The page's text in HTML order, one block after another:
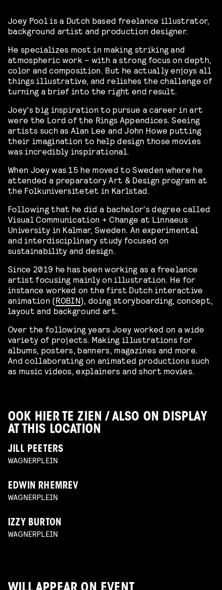
Joey Pool is a Dutch based freelance illustrator,
background artist and production designer.
He specializes most in making striking and
atmospheric work – with a strong focus on depth,
color and composition. But he actually enjoys all
things illustrative, and relishes the challenge of
turning a brief into the right end result.
Joey’s big inspiration to pursue a career in art
were the Lord of the Rings Appendices. Seeing
artists such as Alan Lee and John Howe putting
their imagination to help design those movies
was incredibly inspirational.
When Joey was 15 he moved to Sweden where he
attended a preparatory Art & Design program at
the Folkuniversitetet in Karlstad.
Following that he did a bachelor’s degree called
Visual Communication + Change at Linnaeus
University in Kalmar, Sweden. An experimental
and interdisciplinary study focused on
sustainability and design.
Since 2019 he has been working as a freelance
artist focusing mainly on illustration. He for
instance worked on the first Dutch interactive
animation (ROBIN), doing storyboarding, concept,
layout and background art.
Over the following years Joey worked on a wide
variety of projects. Making illustrations for
albums, posters, banners, magazines and more.
And collaborating on animated productions such
as music videos, explainers and short movies.
OOK HIER TE ZIEN / ALSO ON DISPLAY
AT THIS LOCATION
JILL PEETERS
WAGNERPLEIN
EDWIN RHEMREV
WAGNERPLEIN
IZZY BURTON
WAGNERPLEIN